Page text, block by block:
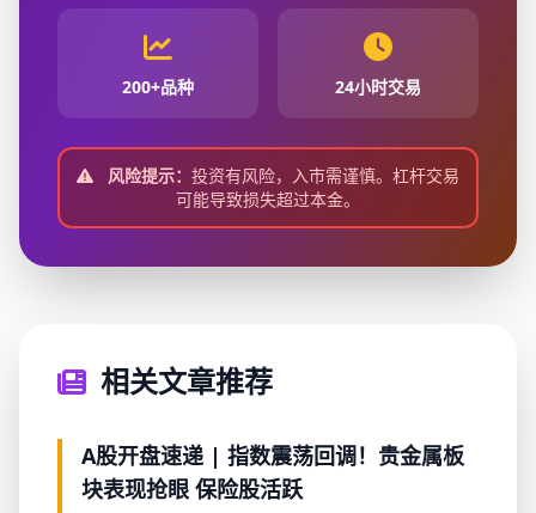
200+品种 24小时交易
风险提示： 投资有风险，入市需谨慎。杠杆交易
可能导致损失超过本金。
相关文章推荐
A股开盘速递 | 指数震荡回调！贵金属板
块表现抢眼 保险股活跃